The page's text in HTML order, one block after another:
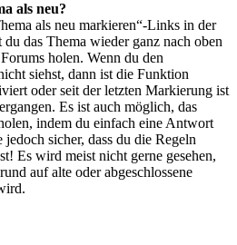
als neu?
als neu markieren“-Links in der
das Thema wieder ganz nach oben
holen. Wenn du den
siehst, dann ist die Funktion
oder seit der letzten Markierung ist
Es ist auch möglich, das
indem du einfach eine Antwort
jedoch sicher, dass du die Regeln
Es wird meist nicht gerne gesehen,
auf alte oder abgeschlossene